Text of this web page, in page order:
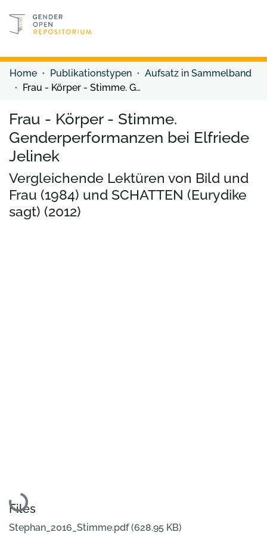
Discover content
Home Publikationstypen
Aufsatz in Sammelband
Frau - Körper - Stimme. Genderperformanzen bei Elfriede Jelinek
Frau - Körper - Stimme.
Genderperformanzen bei Elfriede
Jelinek
Vergleichende Lektüren von Bild und
Frau (1984) und SCHATTEN (Eurydike
sagt) (2012)
Loading...
Files
Stephan_2016_Stimme.pdf(628.95 KB)